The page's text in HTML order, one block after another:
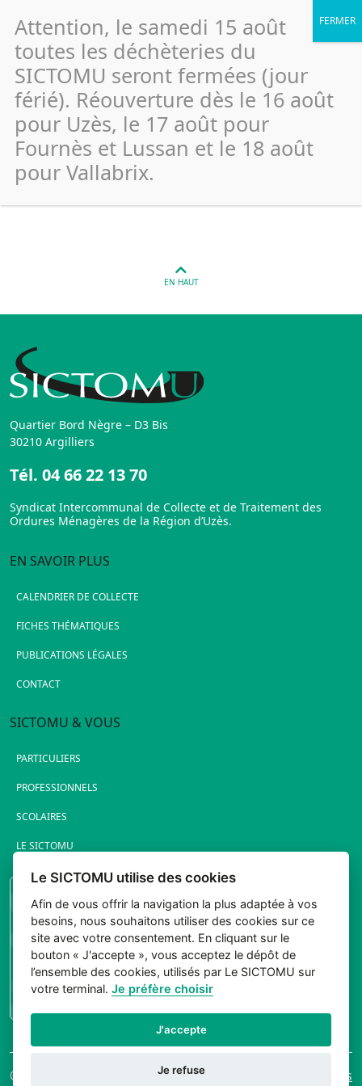
Saint Laurent La Vernède –
Route Cavillargues (Verre)
Publié le 26 janvier 2022
EN HAUT
Quartier Bord Nègre – D3 Bis
30210 Argilliers
Tél. 04 66 22 13 70
Syndicat Intercommunal de Collecte et de Traitement des
Ordures Ménagères de la Région d’Uzès.
EN SAVOIR PLUS
CALENDRIER DE COLLECTE
FICHES THÉMATIQUES
PUBLICATIONS LÉGALES
CONTACT
SICTOMU & VOUS
PARTICULIERS
PROFESSIONNELS
SCOLAIRES
LE SICTOMU
PORTAIL ÉLUS
CONNEXION
© 2026 Sictomu. Tout
Mentions légales
Attention, le samedi 15 août
toutes les déchèteries du
SICTOMU seront fermées (jour
férié). Réouverture dès le 16 août
pour Uzès, le 17 août pour
Fournès et Lussan et le 18 août
pour Vallabrix.
Le SICTOMU utilise des cookies
Afin de vous offrir la navigation la plus adaptée à vos
besoins, nous souhaitons utiliser des cookies sur ce
site avec votre consentement. En cliquant sur le
bouton « J'accepte », vous acceptez le dépôt de
l’ensemble des cookies, utilisés par Le SICTOMU sur
votre terminal.Je préfère choisir
J'accepte
Je refuse